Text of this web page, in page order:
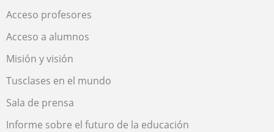
Acceso profesores
Acceso a alumnos
Misión y visión
Tusclases en el mundo
Sala de prensa
Informe sobre el futuro de la educación